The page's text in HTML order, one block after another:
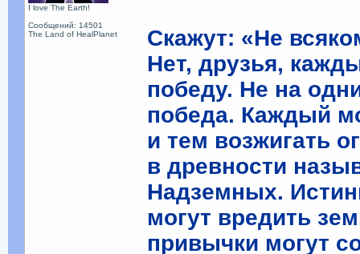
I love The Earth!
Сообщений: 14501
The Land of HealPlanet
Скажут: «Не
Нет, друзья,
победу. Не на
победа. Каждый
и тем возжигать
в древности
Надземных.
могут вредить
привычки могут